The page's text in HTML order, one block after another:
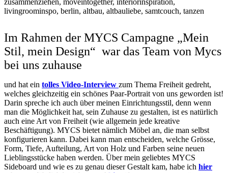
Im Rahmen der MYCS Campagne „Mein
Stil, mein Design“ war das Team von Mycs
bei uns zuhause
und hat ein tolles Video-Interview zum Thema Freiheit gedreht,
welches gleichzeitig ein schönes Paar-Portrait von uns geworden ist!
Darin spreche ich auch über meinen Einrichtungsstil, denn wenn
man die Möglichkeit hat, sein Zuhause zu gestalten, ist es natürlich
auch eine Art von Freiheit (wie allgemein jede kreative
Beschäftigung). MYCS bietet nämlich Möbel an, die man selbst
konfigurieren kann. Dabei kann man entscheiden, welche Grösse,
Form, Tiefe, Aufteilung, Art von Holz und Farben seine neuen
Lieblingsstücke haben werden. Über mein geliebtes MYCS
Sideboard und wie es zu genau dieser Gestalt kam, habe ich hier